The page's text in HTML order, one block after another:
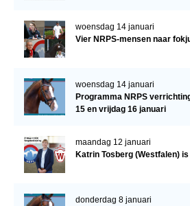
woensdag 14 januari
Vier NRPS-mensen naar
woensdag 14 januari
Programma NRPS
15 en vrijdag 16 januari
maandag 12 januari
Katrin Tosberg (Westfalen)
donderdag 8 januari